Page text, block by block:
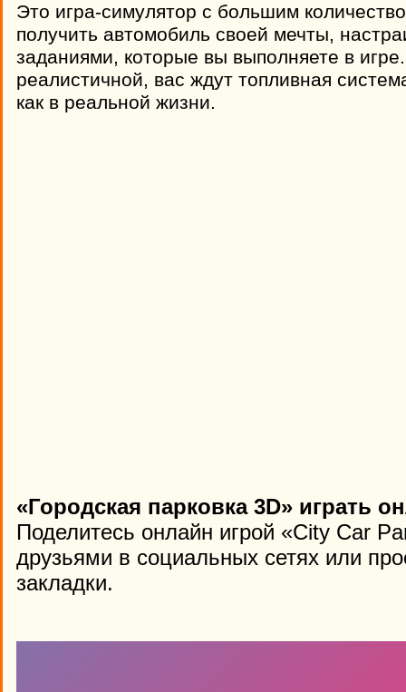
Это игра-симулятор с большим
получить автомобиль своей мечты,
заданиями, которые вы выполняете в
реалистичной, вас ждут топливная
как в реальной жизни.
«Городская парковка 3D» играть
Поделитесь онлайн игрой «City Car
друзьями в социальных сетях или
закладки.